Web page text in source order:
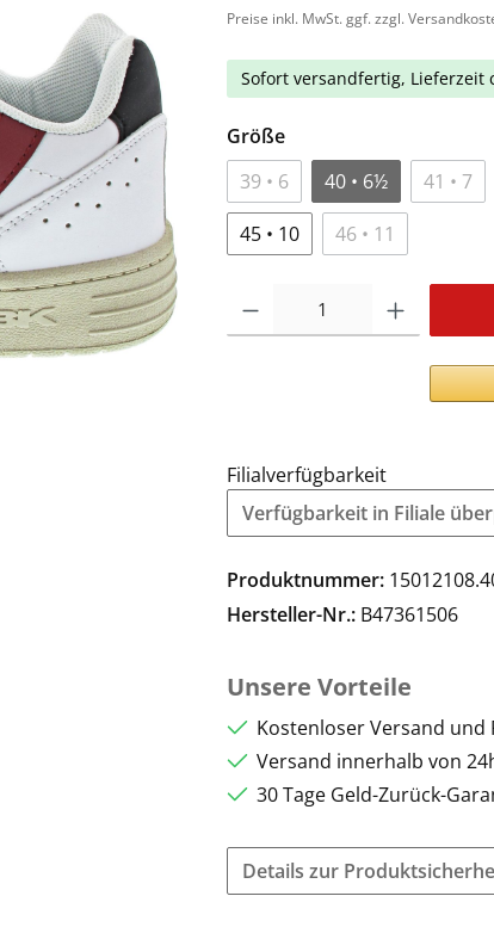
Preise inkl. MwSt. ggf. zzgl.
Sofort versandfertig, Lieferzeit
Größe
39 • 6
40 • 6½ 41 • 7
45 • 10
46 • 11
Filialverfügbarkeit
Verfügbarkeit in Filiale
Produktnummer:
Hersteller-Nr.: B47361506
Unsere Vorteile
Kostenloser Versand
Versand innerhalb von
30 Tage Geld-Zurück-
Details zur